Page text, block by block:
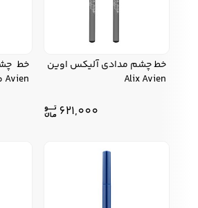
سویشرت و هودی
مردانه
خط چشم مدادی آلیکس اوین
Alix Avien
621,000
Avien مدل ULTRA BLACK